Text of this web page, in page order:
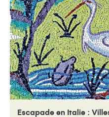
Escapade en Italie :